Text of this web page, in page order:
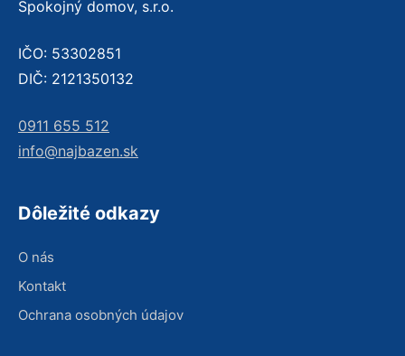
Spokojný domov, s.r.o.
IČO: 53302851
DIČ: 2121350132
0911 655 512
info@najbazen.sk
Dôležité odkazy
O nás
Kontakt
Ochrana osobných údajov